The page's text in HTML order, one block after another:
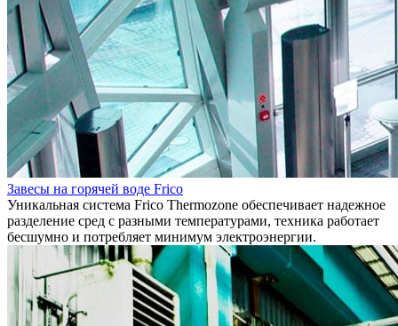
Завесы на горячей воде Frico
Уникальная система Frico Thermozone обеспечивает надежное
разделение сред с разными температурами, техника работает
бесшумно и потребляет минимум электроэнергии.